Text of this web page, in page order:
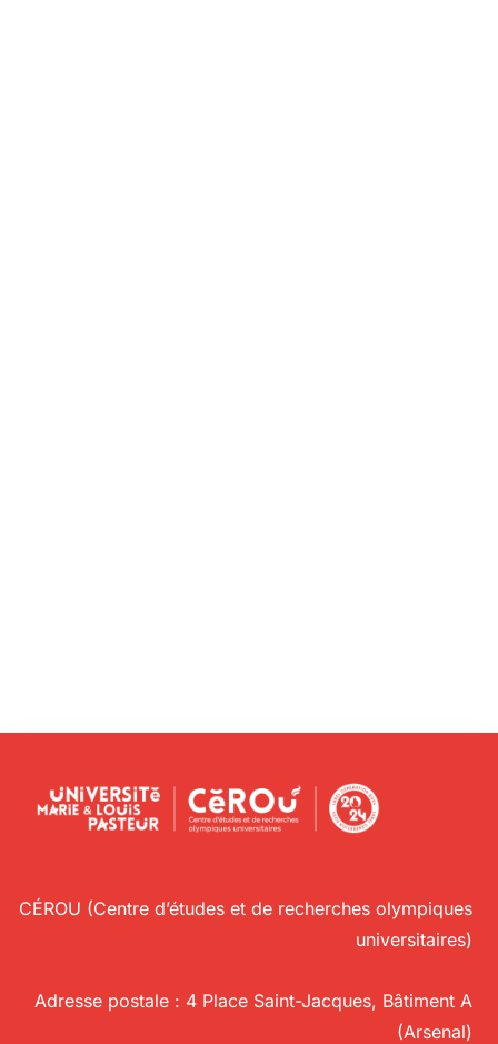
CÉROU (Centre d’études et de recherches olympiques
universitaires)
Adresse postale : 4 Place Saint-Jacques, Bâtiment A
(Arsenal)